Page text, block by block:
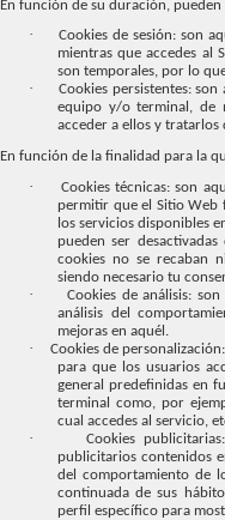
En función de su duración, pueden
·
Cookies de sesión: son
mientras que accedes al
son temporales, por lo
·
Cookies persistentes:
equipo y/o terminal, de
acceder a ellos y
En función de la finalidad para la
·
Cookies técnicas: son
permitir que el Sitio Web
los servicios disponibles
pueden ser
cookies no se recaban
siendo necesario tu
·
Cookies de análisis:
análisis del
mejoras en aquél.
·
Cookies de
para que los usuarios
general predefinidas en
terminal como, por
cual accedes al servicio,
·
Cookies
publicitarios contenidos
del comportamiento de
continuada de sus
perfil específico para